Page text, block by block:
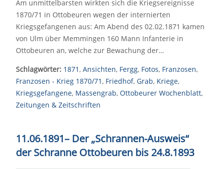
Am unmittelbarsten wirkten sich die Kriegsereignisse
1870/71 in Ottobeuren wegen der internierten
Kriegsgefangenen aus: Am Abend des 02.02.1871 kamen
von Ulm über Memmingen 160 Mann Infanterie in
Ottobeuren an, welche zur Bewachung der…
Schlagwörter: 1871, Ansichten, Fergg, Fotos, Franzosen,
Franzosen - Krieg 1870/71, Friedhof, Grab, Kriege,
Kriegsgefangene, Massengrab, Ottobeurer Wochenblatt,
Zeitungen & Zeitschriften
11.06.1891– Der „Schrannen-Ausweis“
der Schranne Ottobeuren bis 24.8.1893